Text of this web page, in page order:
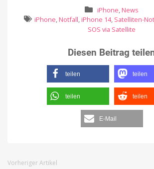
iPhone, News
iPhone, Notfall, iPhone 14, Satelliten-
SOS via Satellite
Diesen Beitrag
teilen teilen
teilen teilen
E-Mail
Vorheriger Artikel